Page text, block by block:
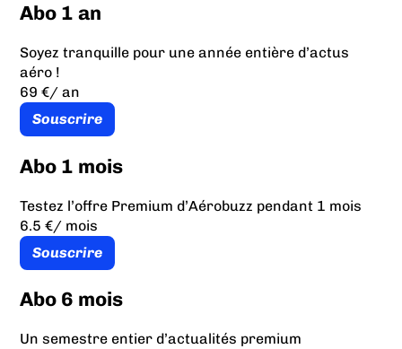
Abo 1 an
Soyez tranquille pour une année entière d’actus
aéro !
69 €/ an
Souscrire
Abo 1 mois
Testez l’offre Premium d’Aérobuzz pendant 1 mois
6.5 €/ mois
Souscrire
Abo 6 mois
Un semestre entier d’actualités premium